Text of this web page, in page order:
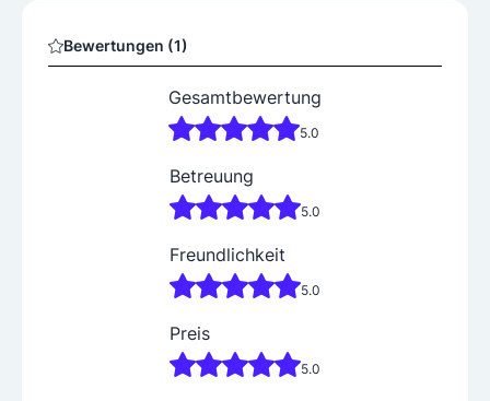
Bewertungen (1)
Gesamtbewertung
5.0
Betreuung
5.0
Freundlichkeit
5.0
Preis
5.0